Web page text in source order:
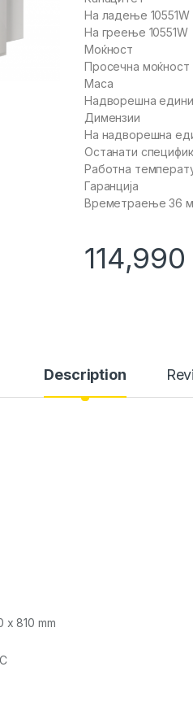
На ладење 10551W
На греење 10551W
Моќност
Просечна моќност
Маса
Надворешна
Димензии
На надворешна
Останати
Работна
Гаранција
Времетраење 36
114,990
Description
810 mm